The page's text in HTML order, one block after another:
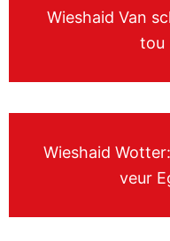
Wieshaid Van
tou
Wieshaid
veur